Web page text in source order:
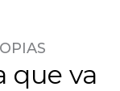
que va